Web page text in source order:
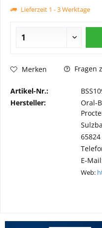
Lieferzeit 1 - 3 Werktage
Merken Fragen
Artikel-Nr.:
Hersteller:
Oral-B
E-
Web: